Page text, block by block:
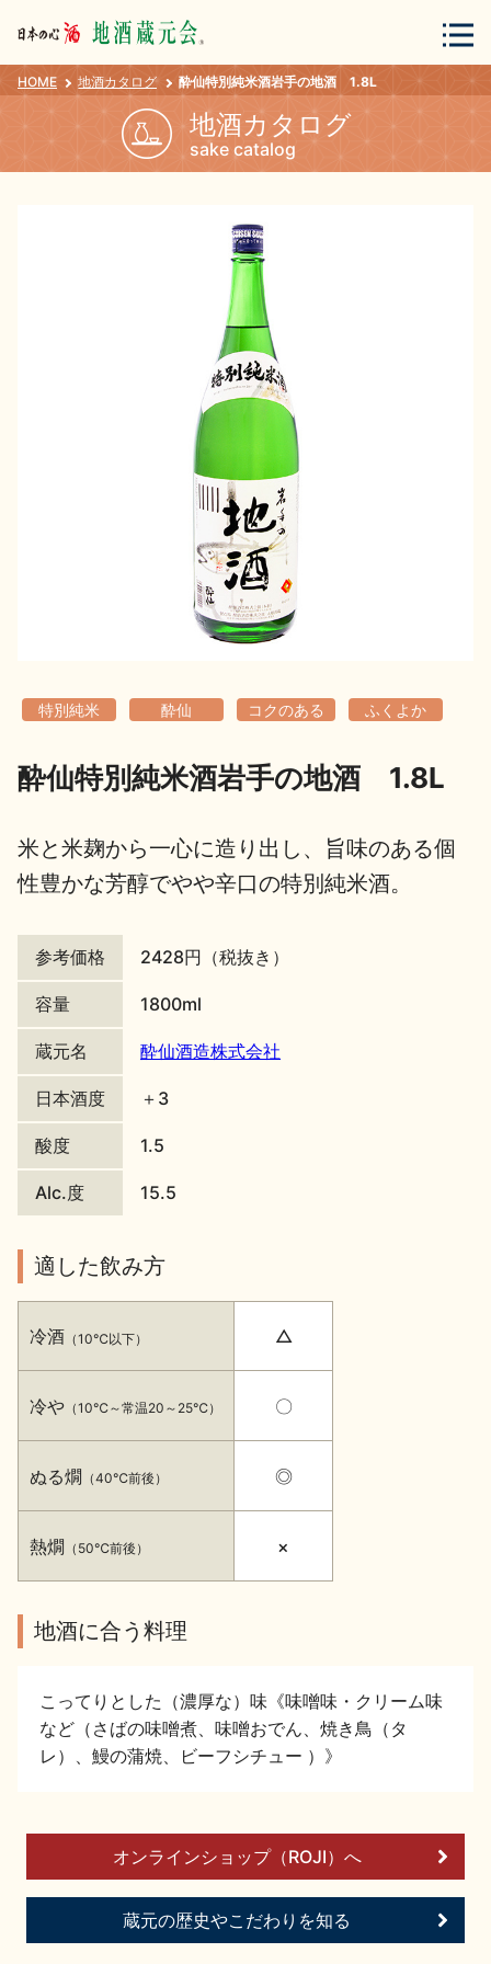
会員登録 ログイン
地酒カタログ
地酒解体新書
歳時記 地酒蔵元会検定
日本酒の楽しみ方特集
地酒・イベント情報
イベント情報TOP 新商品・おすすめ商品
美味しい地酒の選び方
HOME 地酒カタログ 酔仙特別純米酒岩手の地酒 1.8L
地酒カタログ
sake catalog
特別純米 酔仙 コクのある ふくよか
酔仙特別純米酒岩手の地酒 1.8L
米と米麹から一心に造り出し、旨味のある個
性豊かな芳醇でやや辛口の特別純米酒。
参考価格 2428円（税抜き）
容量 1800ml
蔵元名 酔仙酒造株式会社
日本酒度 ＋3
酸度 1.5
Alc.度 15.5
適した飲み方
冷酒 （10℃以下）
冷や （10℃～常温20～25℃）
ぬる燗 （40℃前後）
熱燗 （50℃前後）
△
〇
◎
×
地酒に合う料理
こってりとした（濃厚な）味《味噌味・クリーム味
など（さばの味噌煮、味噌おでん、焼き鳥（タ
レ）、鰻の蒲焼、ビーフシチュー ）》
オンラインショップ（ROJI）へ
蔵元の歴史やこだわりを知る